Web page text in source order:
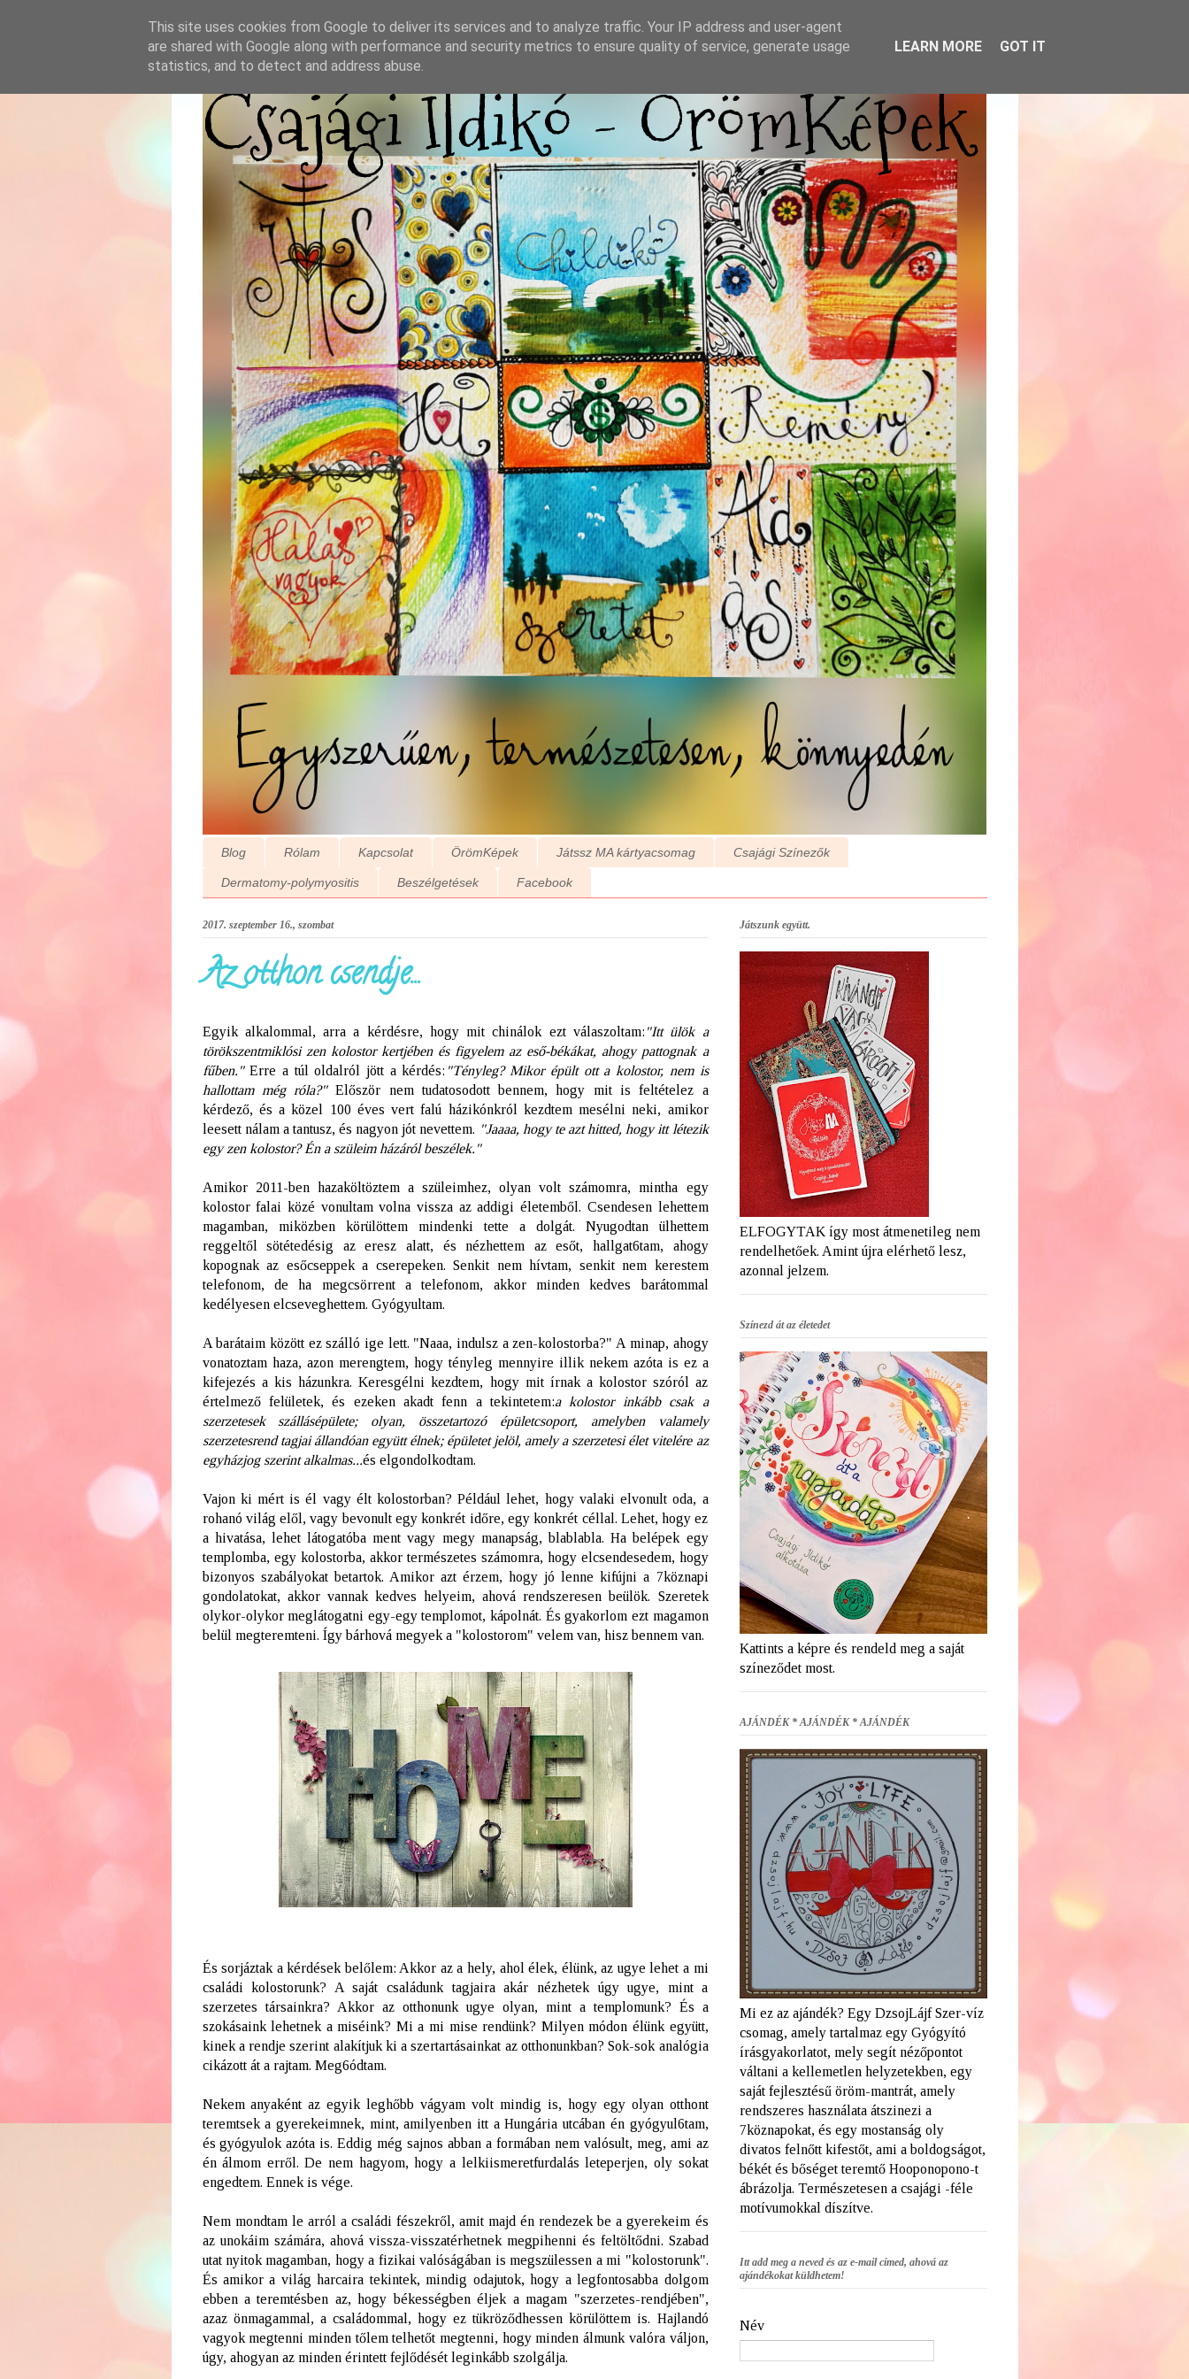
Csajági Ildikó - ÖrömKépek
Blog Rólam Kapcsolat ÖrömKépek Játssz MA kártyacsomag Csajági Színezők
Dermatomy-polymyositis Beszélgetések Facebook
2017. szeptember 16., szombat
Az otthon csendje...
Egyik alkalommal, arra a kérdésre, hogy mit chinálok ezt válaszoltam: "Itt ülök a
törökszentmiklósi zen kolostor kertjében és figyelem az eső-békákat, ahogy pattognak a
fűben."Erre a túl oldalról jött a kérdés: "Tényleg? Mikor épült ott a kolostor, nem is
hallottam még róla?"Először nem tudatosodott bennem, hogy mit is feltételez a
kérdező, és a közel 100 éves vert falú házikónkról kezdtem mesélni neki, amikor
leesett nálam a tantusz, és nagyon jót nevettem. "Jaaaa, hogy te azt hitted, hogy itt létezik
egy zen kolostor? Én a szüleim házáról beszélek."
Amikor 2011-ben hazaköltöztem a szüleimhez, olyan volt számomra, mintha egy
kolostor falai közé vonultam volna vissza az addigi életemből. Csendesen lehettem
magamban, miközben körülöttem mindenki tette a dolgát. Nyugodtan ülhettem
reggeltől sötétedésig az eresz alatt, és nézhettem az esőt, hallgat6tam, ahogy
kopognak az esőcseppek a cserepeken. Senkit nem hívtam, senkit nem kerestem
telefonom, de ha megcsörrent a telefonom, akkor minden kedves barátommal
kedélyesen elcseveghettem. Gyógyultam.
A barátaim között ez szálló ige lett. "Naaa, indulsz a zen-kolostorba?" A minap, ahogy
vonatoztam haza, azon merengtem, hogy tényleg mennyire illik nekem azóta is ez a
kifejezés a kis házunkra. Keresgélni kezdtem, hogy mit írnak a kolostor szóról az
értelmező felületek, és ezeken akadt fenn a tekintetem:a kolostor inkább csak a
szerzetesek szállásépülete; olyan, összetartozó épületcsoport, amelyben valamely
szerzetesrend tagjai állandóan együtt élnek; épületet jelöl, amely a szerzetesi élet vitelére az
egyházjog szerint alkalmas...és elgondolkodtam.
Vajon ki mért is él vagy élt kolostorban? Például lehet, hogy valaki elvonult oda, a
rohanó világ elől, vagy bevonult egy konkrét időre, egy konkrét céllal. Lehet, hogy ez
a hivatása, lehet látogatóba ment vagy megy manapság, blablabla. Ha belépek egy
templomba, egy kolostorba, akkor természetes számomra, hogy elcsendesedem, hogy
bizonyos szabályokat betartok. Amikor azt érzem, hogy jó lenne kifújni a 7köznapi
gondolatokat, akkor vannak kedves helyeim, ahová rendszeresen beülök. Szeretek
olykor-olykor meglátogatni egy-egy templomot, kápolnát. És gyakorlom ezt magamon
belül megteremteni. Így bárhová megyek a "kolostorom" velem van, hisz bennem van.
És sorjáztak a kérdések belőlem: Akkor az a hely, ahol élek, élünk, az ugye lehet a mi
családi kolostorunk? A saját családunk tagjaira akár nézhetek úgy ugye, mint a
szerzetes társainkra? Akkor az otthonunk ugye olyan, mint a templomunk? És a
szokásaink lehetnek a miséink? Mi a mi mise rendünk? Milyen módon élünk együtt,
kinek a rendje szerint alakítjuk ki a szertartásainkat az otthonunkban? Sok-sok analógia
cikázott át a rajtam. Meg6ódtam.
Nekem anyaként az egyik leghőbb vágyam volt mindig is, hogy egy olyan otthont
teremtsek a gyerekeimnek, mint, amilyenben itt a Hungária utcában én gyógyul6tam,
és gyógyulok azóta is. Eddig még sajnos abban a formában nem valósult, meg, ami az
én álmom erről. De nem hagyom, hogy a lelkiismeretfurdalás leteperjen, oly sokat
engedtem. Ennek is vége.
Nem mondtam le arról a családi fészekről, amit majd én rendezek be a gyerekeim és
az unokáim számára, ahová vissza-visszatérhetnek megpihenni és feltöltődni. Szabad
utat nyitok magamban, hogy a fizikai valóságában is megszülessen a mi "kolostorunk".
És amikor a világ harcaira tekintek, mindig odajutok, hogy a legfontosabba dolgom
ebben a teremtésben az, hogy békességben éljek a magam "szerzetes-rendjében",
azaz önmagammal, a családommal, hogy ez tükröződhessen körülöttem is. Hajlandó
vagyok megtenni minden tőlem telhetőt megtenni, hogy minden álmunk valóra váljon,
úgy, ahogyan az minden érintett fejlődését leginkább szolgálja.
Játszunk együtt.
ELFOGYTAK így most átmenetileg nem
rendelhetőek. Amint újra elérhető lesz,
azonnal jelzem.
Színezd át az életedet
Kattints a képre és rendeld meg a saját
színeződet most.
AJÁNDÉK * AJÁNDÉK * AJÁNDÉK
Mi ez az ajándék? Egy DzsojLájf Szer-víz
csomag, amely tartalmaz egy Gyógyító
írásgyakorlatot, mely segít nézőpontot
váltani a kellemetlen helyzetekben, egy
saját fejlesztésű öröm-mantrát, amely
rendszeres használata átszinezi a
7köznapokat, és egy mostanság oly
divatos felnőtt kifestőt, ami a boldogságot,
békét és bőséget teremtő Hooponopono-t
ábrázolja. Természetesen a csajági -féle
motívumokkal díszítve.
Itt add meg a neved és az e-mail címed, ahová az
ajándékokat küldhetem!
Név
This site uses cookies from Google to deliver its services and to analyze traffic. Your IP address and user-agent
are shared with Google along with performance and security metrics to ensure quality of service, generate usage
statistics, and to detect and address abuse.
LEARN MORE GOT IT